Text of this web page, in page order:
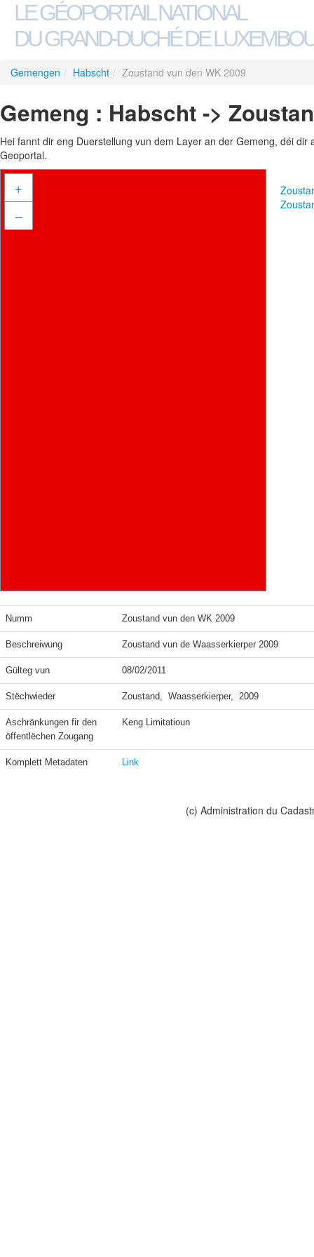
LE GÉOPORTAIL NATIONAL
DU GRAND-DUCHÉ DE
Gemengen / Habscht / Zoustand vun den WK 2009
Gemeng : Habscht ->
Hei fannt dir eng Duerstellung vun dem Layer an der Gemeng, déi
Geoportal.
+
–
Numm Zoustand vun den WK 2009
Beschreiwung Zoustand vun de Waasserkierper 2009
Gülteg vun 08/02/2011
Stëchwieder Zoustand,  Waasserkierper,  2009
Aschränkungen fir den
öffentlëchen Zougang
Keng Limitatioun
Komplett Metadaten Link
(c) Administration du